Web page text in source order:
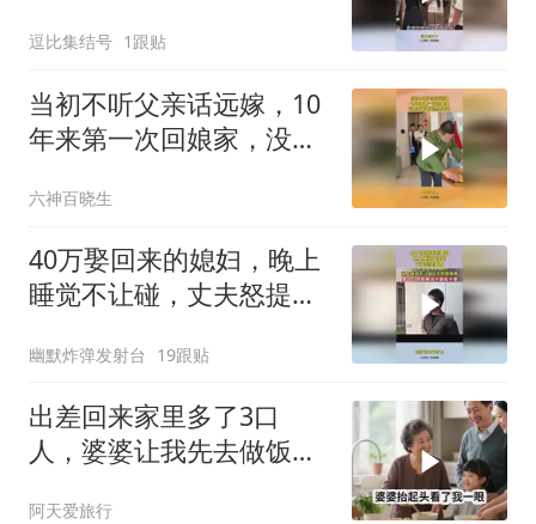
逗比集结号 1跟贴
当初不听父亲话远嫁，10
年来第一次回娘家，没想
六神百晓生
40万娶回来的媳妇，晚上
睡觉不让碰，丈夫怒提离
幽默炸弹发射台 19跟贴
出差回来家里多了3口
人，婆婆让我先去做饭，
阿天爱旅行